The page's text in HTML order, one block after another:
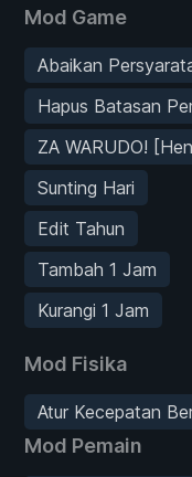
Mod Game
Abaikan
Hapus Batasan
ZA WARUDO!
Sunting Hari
Edit Tahun
Tambah 1 Jam
Kurangi 1 Jam
Mod Fisika
Atur Kecepatan
Mod Pemain